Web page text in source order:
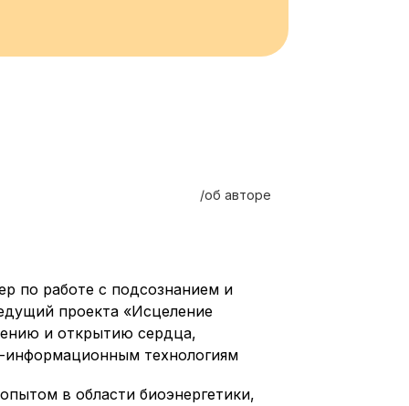
/об авторе
в области биоэнергетики,
по работе с подсознанием и
проекта «Исцеление
и открытию сердца,
информационным технологиям